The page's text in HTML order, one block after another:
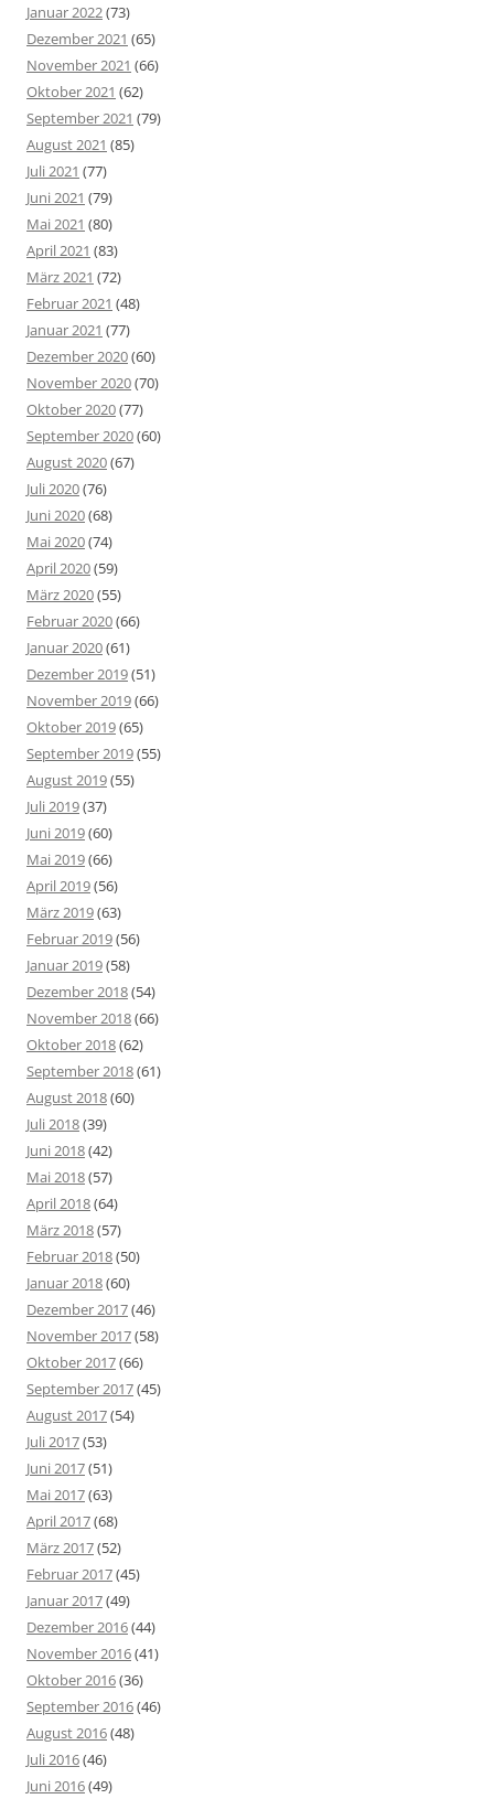
Januar 2022(73)
Dezember 2021 (65)
November 2021 (66)
Oktober 2021 (62)
September 2021 (79)
August 2021 (85)
Juli 2021 (77)
Juni 2021 (79)
Mai 2021 (80)
April 2021 (83)
März 2021 (72)
Februar 2021 (48)
Januar 2021 (77)
Dezember 2020(60)
November 2020(70)
Oktober 2020(77)
September 2020(60)
August 2020(67)
Juli 2020(76)
Juni 2020(68)
Mai 2020(74)
April 2020(59)
März 2020(55)
Februar 2020(66)
Januar 2020(61)
Dezember 2019(51)
November 2019(66)
Oktober 2019(65)
September 2019(55)
August 2019(55)
Juli 2019(37)
Juni 2019(60)
Mai 2019(66)
April 2019(56)
März 2019(63)
Februar 2019(56)
Januar 2019(58)
Dezember 2018(54)
November 2018(66)
Oktober 2018(62)
September 2018(61)
August 2018(60)
Juli 2018(39)
Juni 2018(42)
Mai 2018(57)
April 2018(64)
März 2018(57)
Februar 2018(50)
Januar 2018(60)
Dezember 2017(46)
November 2017(58)
Oktober 2017(66)
September 2017(45)
August 2017(54)
Juli 2017(53)
Juni 2017(51)
Mai 2017(63)
April 2017(68)
März 2017(52)
Februar 2017(45)
Januar 2017(49)
Dezember 2016(44)
November 2016(41)
Oktober 2016(36)
September 2016(46)
August 2016(48)
Juli 2016(46)
Juni 2016(49)